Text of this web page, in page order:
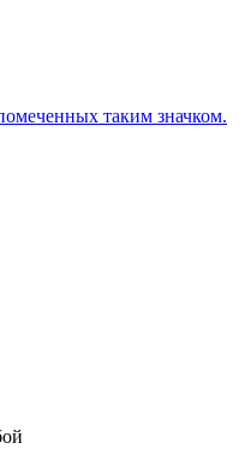
таким значком.